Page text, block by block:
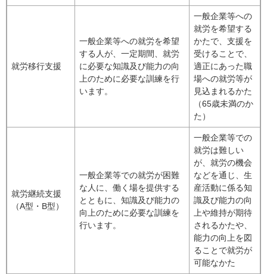
就労移行支援
一般企業等への就労を希望
する人が、一定期間、就労
に必要な知識及び能力の向
上のために必要な訓練を行
います。
一般企業等への
就労を希望する
かたで、支援を
受けることで、
適正にあった職
場への就労等が
見込まれるかた
（65歳未満のか
た）
就労継続支援
（A型・B型）
一般企業等での就労が困難
な人に、働く場を提供する
とともに、知識及び能力の
向上のために必要な訓練を
行います。
一般企業等での
就労は難しい
が、就労の機会
などを通じ、生
産活動に係る知
識及び能力の向
上や維持が期待
されるかたや、
能力の向上を図
ることで就労が
可能なかた